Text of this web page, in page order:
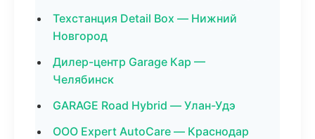
Техстанция Detail Box — Нижний
Новгород
Дилер-центр Garage Кар —
Челябинск
GARAGE Road Hybrid — Улан-Удэ
ООО Expert AutoCare — Краснодар